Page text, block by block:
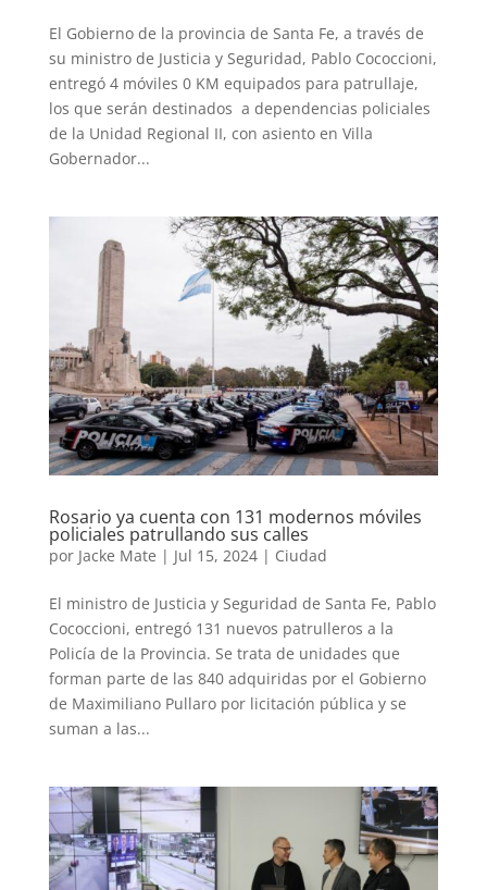
El Gobierno de la provincia de Santa Fe, a través de
su ministro de Justicia y Seguridad, Pablo Cococcioni,
entregó 4 móviles 0 KM equipados para patrullaje,
los que serán destinados a dependencias policiales
de la Unidad Regional II, con asiento en Villa
Gobernador...
Rosario ya cuenta con 131 modernos móviles
policiales patrullando sus calles
por Jacke Mate | Jul 15, 2024| Ciudad
El ministro de Justicia y Seguridad de Santa Fe, Pablo
Cococcioni, entregó 131 nuevos patrulleros a la
Policía de la Provincia. Se trata de unidades que
forman parte de las 840 adquiridas por el Gobierno
de Maximiliano Pullaro por licitación pública y se
suman a las...